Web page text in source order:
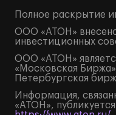
Полное раскрытие
ООО «АТОН»
инвестиционных
ООО «АТОН»
«Московская
Петербургская
Информация,
«АТОН»,